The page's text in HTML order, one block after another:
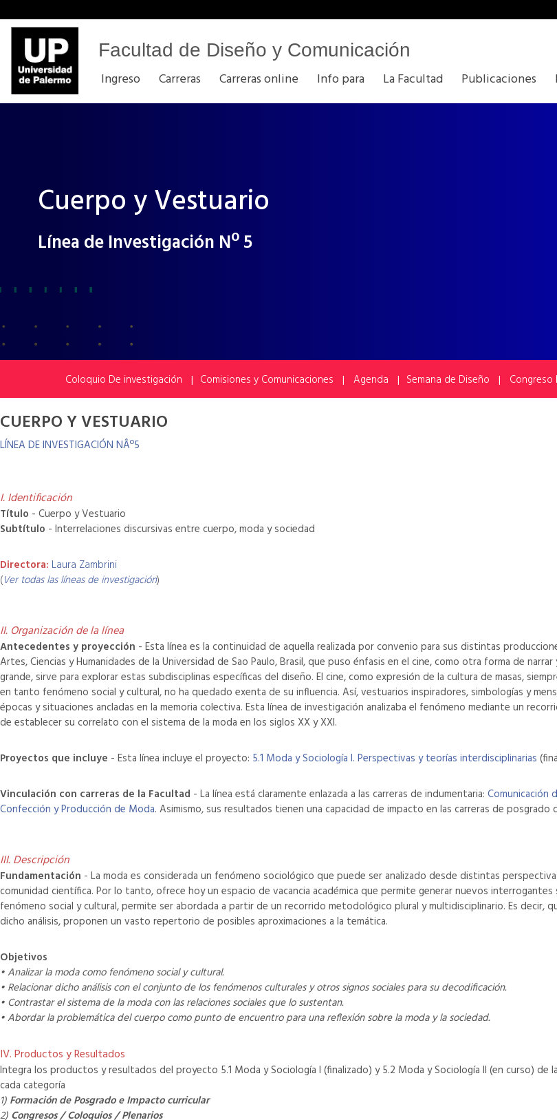
Facultad de Diseño y Comunicación
Ingreso Carreras Carreras online Info para La Facultad Publicaciones
Cuerpo y Vestuario
Línea de Investigación Nº 5
Coloquio De investigación | Comisiones y Comunicaciones | Agenda | Semana de Diseño | Congreso
CUERPO Y VESTUARIO
LÍNEA DE INVESTIGACIÓN NÂº5
I. Identificación
Título - Cuerpo y Vestuario
Subtítulo - Interrelaciones discursivas entre cuerpo, moda y sociedad
Directora: Laura Zambrini
(Ver todas las líneas de investigación)
II. Organización de la línea
Antecedentes y proyección - Esta línea es la continuidad de aquella realizada por convenio para sus distintas
Artes, Ciencias y Humanidades de la Universidad de Sao Paulo, Brasil, que puso énfasis en el cine, como otra forma de
grande, sirve para explorar estas subdisciplinas específicas del diseño. El cine, como expresión de la cultura de masas,
en tanto fenómeno social y cultural, no ha quedado exenta de su influencia. Así, vestuarios inspiradores, simbologías y
épocas y situaciones ancladas en la memoria colectiva. Esta línea de investigación analizaba el fenómeno mediante un
de establecer su correlato con el sistema de la moda en los siglos XX y XXI.
Proyectos que incluye - Esta línea incluye el proyecto: 5.1 Moda y Sociología I. Perspectivas y teorías interdisciplinarias
Vinculación con carreras de la Facultad - La línea está claramente enlazada a las carreras de indumentaria: Comunicación
Confección y Producción de Moda. Asimismo, sus resultados tienen una capacidad de impacto en las carreras de
III. Descripción
Fundamentación - La moda es considerada un fenómeno sociológico que puede ser analizado desde distintas
comunidad científica. Por lo tanto, ofrece hoy un espacio de vacancia académica que permite generar nuevos
fenómeno social y cultural, permite ser abordada a partir de un recorrido metodológico plural y multidisciplinario. Es
dicho análisis, proponen un vasto repertorio de posibles aproximaciones a la temática.
Objetivos
• Analizar la moda como fenómeno social y cultural.
• Relacionar dicho análisis con el conjunto de los fenómenos culturales y otros signos sociales para su decodificación.
• Contrastar el sistema de la moda con las relaciones sociales que lo sustentan.
• Abordar la problemática del cuerpo como punto de encuentro para una reflexión sobre la moda y la sociedad.
IV. Productos y Resultados
Integra los productos y resultados del proyecto 5.1 Moda y Sociología I (finalizado) y 5.2 Moda y Sociología II (en curso)
cada categoría
1) Formación de Posgrado e Impacto curricular
2) Congresos / Coloquios / Plenarios